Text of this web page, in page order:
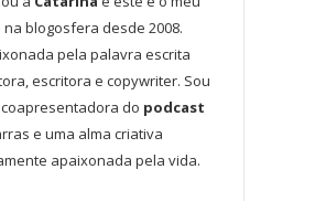
blogosfera desde 2008.
pela palavra escrita
escritora e copywriter. Sou
do podcast
e uma alma criativa
apaixonada pela vida.